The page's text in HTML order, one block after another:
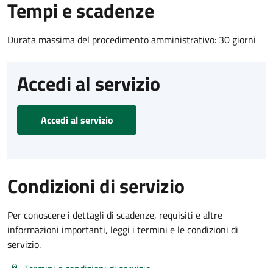
Tempi e scadenze
Durata massima del procedimento amministrativo: 30 giorni
Accedi al servizio
Accedi al servizio
Condizioni di servizio
Per conoscere i dettagli di scadenze, requisiti e altre
informazioni importanti, leggi i termini e le condizioni di
servizio.